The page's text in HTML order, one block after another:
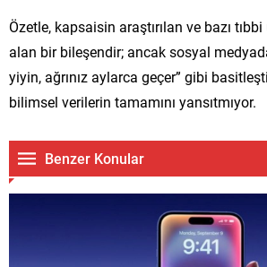
Özetle, kapsaisin araştırılan ve bazı
alan bir bileşendir; ancak sosyal
yiyin, ağrınız aylarca geçer” gibi
bilimsel verilerin tamamını yansıtmıyor.
Benzer Konular